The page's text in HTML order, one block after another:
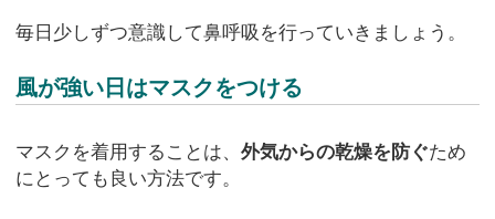
毎日少しずつ意識して鼻呼吸を行っていきましょう。
風が強い日はマスクをつける
マスクを着用することは、外気からの乾燥を防ぐため
にとっても良い方法です。